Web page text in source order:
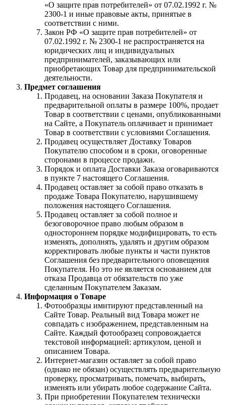
«О защите прав потребителей» от 07.02.1992 г. №
2300-1 и иные правовые акты, принятые в
соответствии с ними.
Закон РФ «О защите прав потребителей» от
07.02.1992 г. № 2300-1 не распространяется на
юридических лиц и индивидуальных
предпринимателей, заказывающих или
приобретающих Товар для предпринимательской
деятельности.
Предмет соглашения
Продавец, на основании Заказа Покупателя и
предварительной оплаты в размере 100%, продает
Товар в соответствии с ценами, опубликованными
на Сайте, а Покупатель оплачивает и принимает
Товар в соответствии с условиями Соглашения.
Продавец осуществляет Доставку Товаров
Покупателю способом и в сроки, оговоренные
сторонами в процессе продажи.
Порядок и оплата Доставки Заказа оговариваются
в пункте 7 настоящего Соглашения.
Продавец оставляет за собой право отказать в
продаже Товара Покупателю, нарушившему
положения настоящего Соглашения.
Продавец оставляет за собой полное и
безоговорочное право любым образом в
одностороннем порядке модифицировать, то есть
изменять, дополнять, удалять и другим образом
корректировать любые пункты и части пунктов
Соглашения без предварительного оповещения
Покупателя. Но это не является основанием для
отказа Продавца от обязательств по уже
сделанным Покупателем Заказам.
Информация о Товаре
Фотообразцы имитируют представленный на
Сайте Товар. Реальный вид Товара может не
совпадать с изображением, представленным на
Сайте. Каждый фотообразец сопровождается
текстовой информацией: артикулом, ценой и
описанием Товара.
Интернет-магазин оставляет за собой право
(однако не обязан) осуществлять предварительную
проверку, просматривать, помечать, выбирать,
изменять или убирать любое содержание Сайта.
При приобретении Покупателем технически